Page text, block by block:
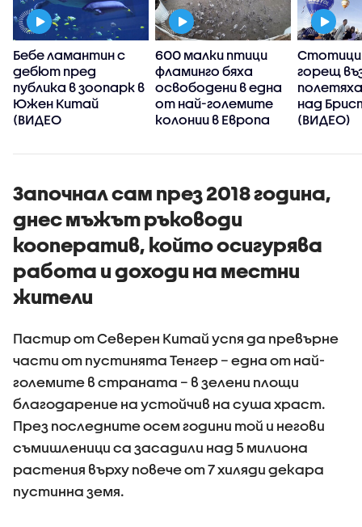
Бебе ламантин с
дебют пред
публика в зоопарк в
Южен Китай
(ВИДЕО
600 малки птици
фламинго бяха
освободени в една
от най-големите
колонии в Европа
Стотици
горещ
над
(ВИДЕО)
Започнал сам през 2018 година,
днес мъжът ръководи
кооператив, който осигурява
работа и доходи на местни
жители
Пастир от Северен Китай успя да превърне
части от пустинята Тенгер – една от най-
големите в страната – в зелени площи
благодарение на устойчив на суша храст.
През последните осем години той и негови
съмишленици са засадили над 5 милиона
растения върху повече от 7 хиляди декара
пустинна земя.